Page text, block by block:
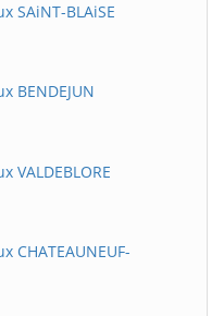
SAiNT-BLAiSE
BENDEJUN
VALDEBLORE
CHATEAUNEUF-